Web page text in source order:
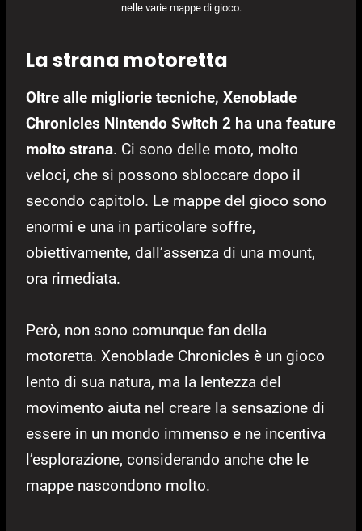
nelle varie mappe di gioco.
La strana motoretta
Oltre alle migliorie tecniche, Xenoblade
Chronicles Nintendo Switch 2 ha una feature
molto strana. Ci sono delle moto, molto
veloci, che si possono sbloccare dopo il
secondo capitolo. Le mappe del gioco sono
enormi e una in particolare soffre,
obiettivamente, dall’assenza di una mount,
ora rimediata.
Però, non sono comunque fan della
motoretta. Xenoblade Chronicles è un gioco
lento di sua natura, ma la lentezza del
movimento aiuta nel creare la sensazione di
essere in un mondo immenso e ne incentiva
l’esplorazione, considerando anche che le
mappe nascondono molto.